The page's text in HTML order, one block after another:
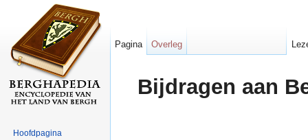
Bijdragen aan
Pagina Overleg
Hoofdpagina